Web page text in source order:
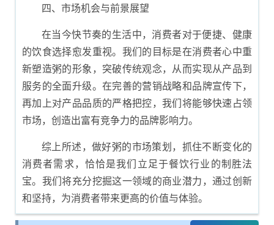
四、市场机会与前景展望
在当今快节奏的生活中，消费者对于便捷、健康
的饮食选择愈发重视。我们的目标是在消费者心中重
新塑造粥的形象，突破传统观念，从而实现从产品到
服务的全面升级。在完善的营销战略和品牌宣传下，
再加上对产品品质的严格把控，我们将能够快速占领
市场，创造出富有竞争力的品牌影响力。
综上所述，做好粥的市场策划，抓住不断变化的
消费者需求，恰恰是我们立足于餐饮行业的制胜法
宝。我们将充分挖掘这一领域的商业潜力，通过创新
和坚持，为消费者带来更高的价值与体验。